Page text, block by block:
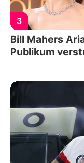
3
Bill Mahers
Publikum